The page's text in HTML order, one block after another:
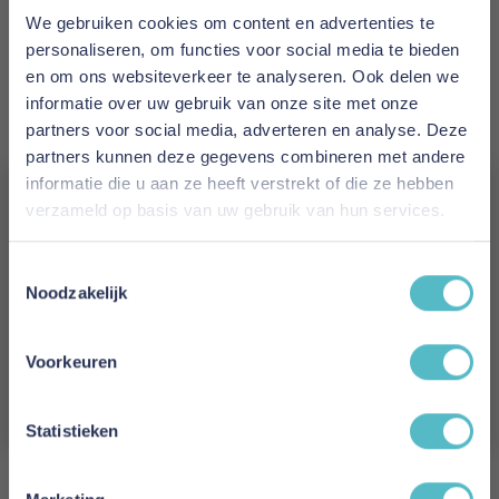
We gebruiken cookies om content en advertenties te
personaliseren, om functies voor social media te bieden
en om ons websiteverkeer te analyseren. Ook delen we
informatie over uw gebruik van onze site met onze
partners voor social media, adverteren en analyse. Deze
partners kunnen deze gegevens combineren met andere
informatie die u aan ze heeft verstrekt of die ze hebben
verzameld op basis van uw gebruik van hun services.
Noodzakelijk
Voorkeuren
Statistieken
Thermostar
. Deze materialen zorgen voor een
uitstekend vocht- en temperatuurregulerend
slaapklimaat en maken de topmatras
comfortabel in elk seizoen.
Met een totale hoogte van circa
voegt de
Quala topmatras extra comfort toe zonder de
hoogte van het bed te overdrijven.
De topmatras is verkrijgbaar in
soft
medium
ligcomfort, zodat u het comfort kunt afstemmen
Mahoton
E-mail